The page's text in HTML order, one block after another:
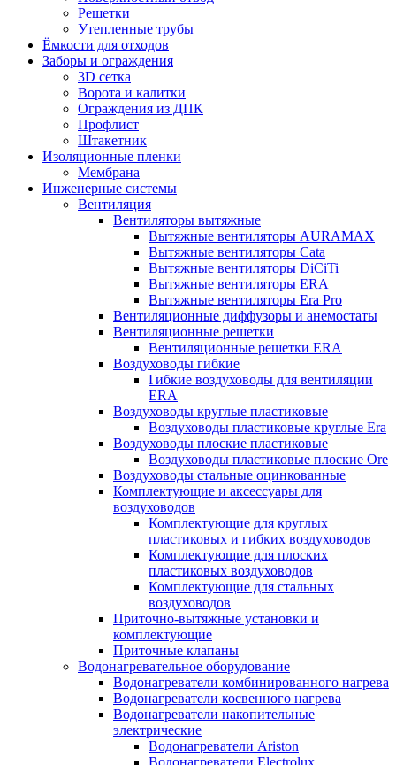
Решетки
Утепленные трубы
Ёмкости для отходов
Заборы и ограждения
3D сетка
Ворота и калитки
Ограждения из ДПК
Профлист
Штакетник
Изоляционные пленки
Мембрана
Инженерные системы
Вентиляция
Вентиляторы вытяжные
Вытяжные вентиляторы AURAMAX
Вытяжные вентиляторы Cata
Вытяжные вентиляторы DiCiTi
Вытяжные вентиляторы ERA
Вытяжные вентиляторы Era Pro
Вентиляционные диффузоры и анемостаты
Вентиляционные решетки
Вентиляционные решетки ERA
Воздуховоды гибкие
Гибкие воздуховоды для вентиляции
ERA
Воздуховоды круглые пластиковые
Воздуховоды пластиковые круглые Era
Воздуховоды плоские пластиковые
Воздуховоды пластиковые плоские Ore
Воздуховоды стальные оцинкованные
Комплектующие и аксессуары для
воздуховодов
Комплектующие для круглых
пластиковых и гибких воздуховодов
Комплектующие для плоских
пластиковых воздуховодов
Комплектующие для стальных
воздуховодов
Приточно-вытяжные установки и
комплектующие
Приточные клапаны
Водонагревательное оборудование
Водонагреватели комбинированного нагрева
Водонагреватели косвенного нагрева
Водонагреватели накопительные
электрические
Водонагреватели Ariston